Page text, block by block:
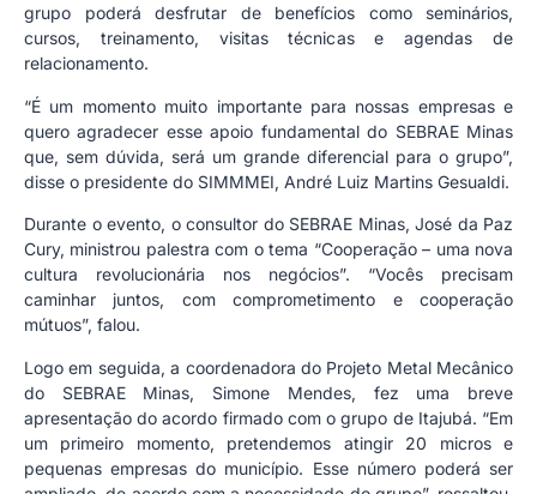
grupo poderá desfrutar de benefícios como seminários,
cursos, treinamento, visitas técnicas e agendas de
relacionamento.
“É um momento muito importante para nossas empresas e
quero agradecer esse apoio fundamental do SEBRAE Minas
que, sem dúvida, será um grande diferencial para o grupo”,
disse o presidente do SIMMMEI, André Luiz Martins Gesualdi.
Durante o evento, o consultor do SEBRAE Minas, José da Paz
Cury, ministrou palestra com o tema “Cooperação – uma nova
cultura revolucionária nos negócios”. “Vocês precisam
caminhar juntos, com comprometimento e cooperação
mútuos”, falou.
Logo em seguida, a coordenadora do Projeto Metal Mecânico
do SEBRAE Minas, Simone Mendes, fez uma breve
apresentação do acordo firmado com o grupo de Itajubá. “Em
um primeiro momento, pretendemos atingir 20 micros e
pequenas empresas do município. Esse número poderá ser